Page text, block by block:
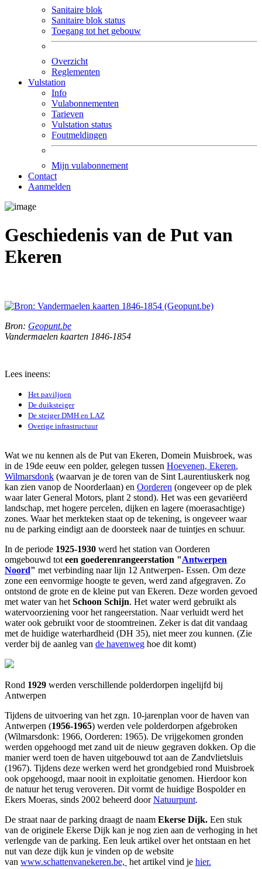
Sanitaire blok
Sanitaire blok status
Toegang tot het gebouw
Overzicht
Reglementen
Vulstation
Info
Vulabonnementen
Tarieven
Vulstation status
Foutmeldingen
Mijn vulabonnement
Contact
Aanmelden
Geschiedenis van de Put van
Ekeren
Bron: Geopunt.be
Vandermaelen kaarten 1846-1854
Lees ineens:
Het paviljoen
De duiksteiger
De steiger DMH en LAZ
Overige infrastructuur
Wat we nu kennen als de Put van Ekeren, Domein Muisbroek, was
in de 19de eeuw een polder, gelegen tussen Hoevenen, Ekeren,
Wilmarsdonk (waarvan je de toren van de Sint Laurentiuskerk nog
kan zien vanop de Noorderlaan) en Oorderen (ongeveer op de plek
waar later General Motors, plant 2 stond). Het was een gevariëerd
landschap, met hogere percelen, dijken en lagere (moerasachtige)
zones. Waar het merkteken staat op de tekening, is ongeveer waar
nu de parking eindigt aan de doorsteek naar de tuintjes en schuur.
In de periode 1925-1930 werd het station van Oorderen
omgebouwd tot een goederenrangeerstation "Antwerpen
Noord" met verbinding naar lijn 12 Antwerpen- Essen. Om deze
zone een eenvormige hoogte te geven, werd zand afgegraven. Zo
ontstond de grote en de kleine put van Ekeren. Deze worden gevoed
met water van het Schoon Schijn. Het water werd gebruikt als
watervoorziening voor het rangeerstation. Naar verluidt werd het
water ook gebruikt voor de stoomtreinen. Zeker is dat dit vandaag
met de huidige waterhardheid (DH 35), niet meer zou kunnen. (Zie
verder bij de aanleg van de havenweg hoe dit komt)
Rond 1929 werden verschillende polderdorpen ingelijfd bij
Antwerpen
Tijdens de uitvoering van het zgn. 10-jarenplan voor de haven van
Antwerpen (1956-1965) werden vele polderdorpen afgebroken
(Wilmarsdonk: 1966, Oorderen: 1965). De vrijgekomen gronden
werden opgehoogd met zand uit de nieuw gegraven dokken. Op die
manier werd toen de haven uitgebouwd tot aan de Zandvlietsluis
(1967). Tijdens deze werken werd het grondgebied rond Muisbroek
ook opgehoogd, maar nooit in exploitatie genomen. Hierdoor kon
de natuur het terug veroveren. Dit vormt de huidige Bospolder en
Ekers Moeras, sinds 2002 beheerd doorNatuurpunt.
De straat naar de parking draagt de naam Ekerse Dijk. Een stuk
van de originele Ekerse Dijk kan je nog zien aan de verhoging in het
verlengde van de parking. Een leuk artikel over het ontstaan en het
nut van deze dijk kun je vinden op de website
van www.schattenvanekeren.be, het artikel vind je hier.